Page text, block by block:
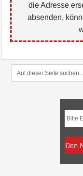
die Adresse
absenden,